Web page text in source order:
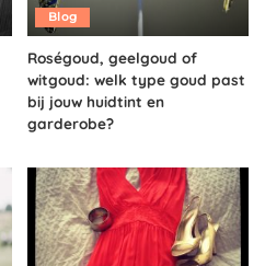
Blog
Roségoud, geelgoud of
witgoud: welk type goud past
bij jouw huidtint en
garderobe?